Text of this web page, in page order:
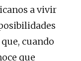
a vivir
cuando
que